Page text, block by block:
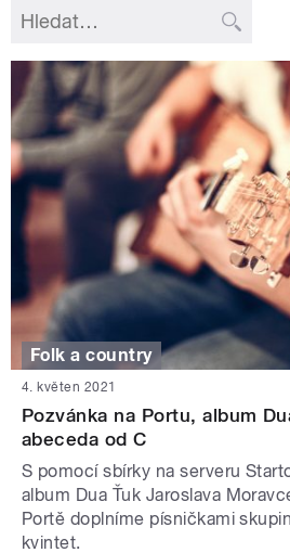
Folk a country
4. květen 2021
Pozvánka na Portu, album
abeceda od C
S pomocí sbírky na serveru
album Dua Ťuk Jaroslava
Portě doplníme písničkami
kvintet.